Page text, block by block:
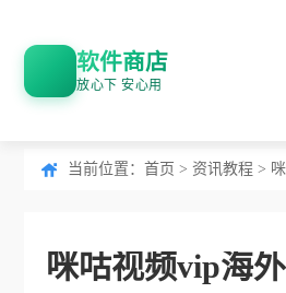
软件商店
放心下 安心用
当前位置： 首页 > 资讯教程 >
咪咕视频vip海